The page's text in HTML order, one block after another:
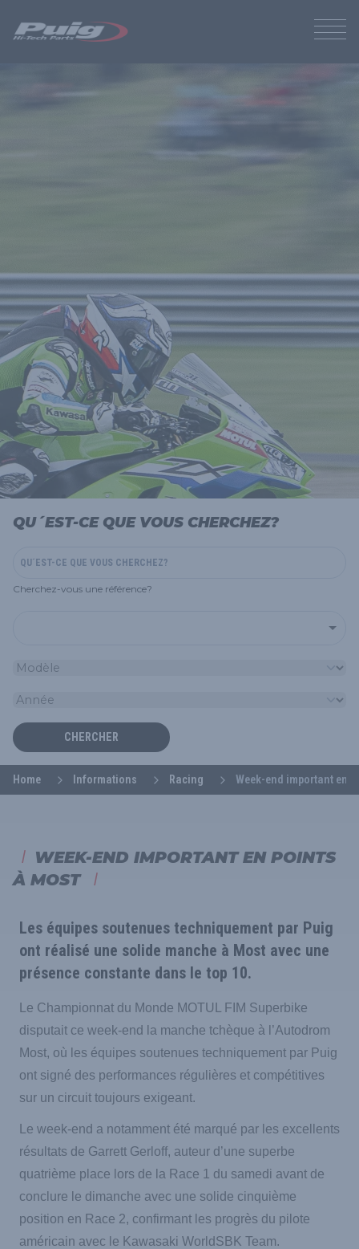
QU´EST-CE QUE VOUS CHERCHEZ?
Cherchez-vous une référence?
CHERCHER
Home Informations Racing Week-end important en
WEEK-END IMPORTANT EN POINTS
À MOST
Les équipes soutenues techniquement par Puig
ont réalisé une solide manche à Most avec une
présence constante dans le top 10.
Le Championnat du Monde MOTUL FIM Superbike
disputait ce week-end la manche tchèque à l’Autodrom
Most, où les équipes soutenues techniquement par Puig
ont signé des performances régulières et compétitives
sur un circuit toujours exigeant.
Le week-end a notamment été marqué par les excellents
résultats de Garrett Gerloff, auteur d’une superbe
quatrième place lors de la Race 1 du samedi avant de
conclure le dimanche avec une solide cinquième
position en Race 2, confirmant les progrès du pilote
américain avec le Kawasaki WorldSBK Team.